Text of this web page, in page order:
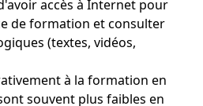
accès à Internet pour
de formation et consulter
(textes, vidéos,
à la formation en
souvent plus faibles en